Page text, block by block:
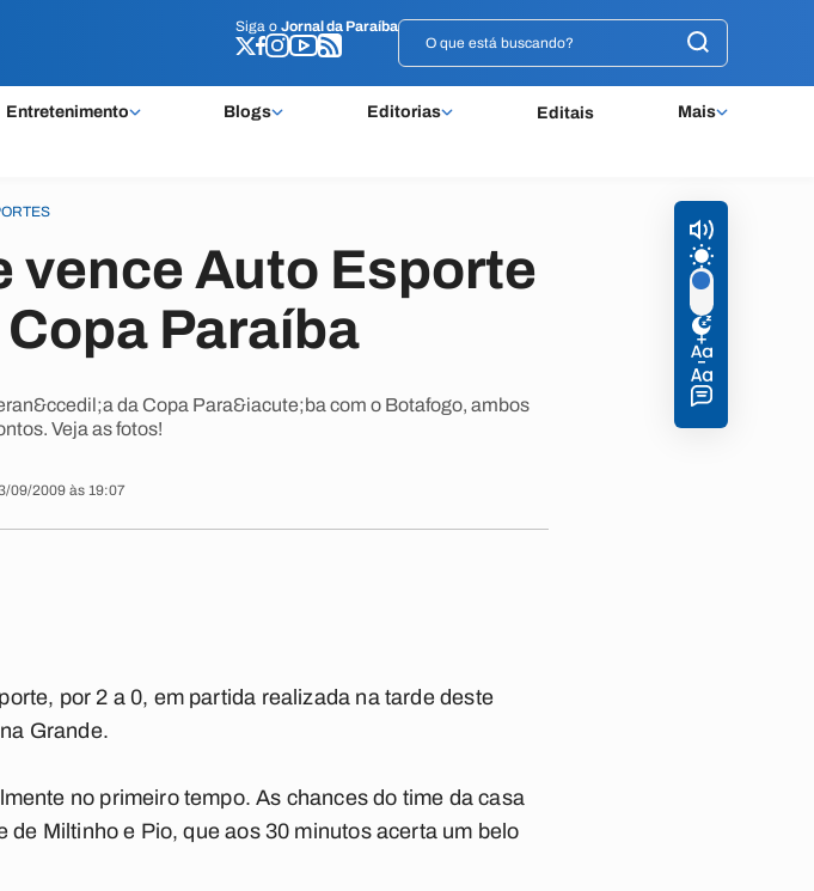
Siga o Jornal da Paraíba
Entretenimento Blogs Editorias Editais Mais
Siga o Jornal da Paraíba
vence Auto Esporte
Paraíba
da Copa Para&iacute;ba com o Botafogo, ambos
Veja as fotos!
09/2009 às 19:07
por 2 a 0, em partida realizada na tarde deste
Grande.
no primeiro tempo. As chances do time da casa
Miltinho e Pio, que aos 30 minutos acerta um belo